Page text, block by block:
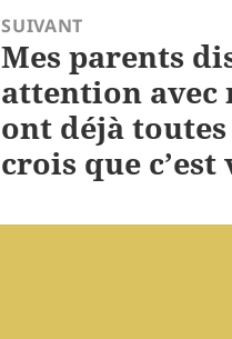
SUIVANT
Article
suivant :
Mes parents
attention avec
ont déjà toutes
crois que c’est